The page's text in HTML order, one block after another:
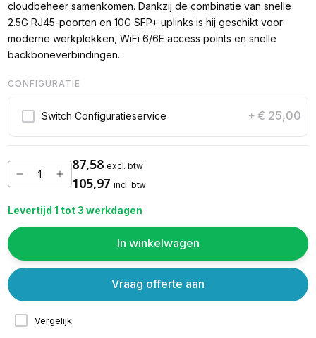
cloudbeheer samenkomen. Dankzij de combinatie van snelle
2.5G RJ45-poorten en 10G SFP+ uplinks is hij geschikt voor
moderne werkplekken, WiFi 6/6E access points en snelle
backboneverbindingen.
CONFIGURATIE
Switch Configuratieservice + € 25,00
87,58 excl. btw
105,97 incl. btw
Levertijd 1 tot 3 werkdagen
In winkelwagen
Vergelijk
Vraag offerte aan